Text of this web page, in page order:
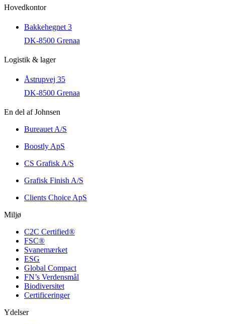
Hovedkontor
Bakkehegnet 3
DK-8500 Grenaa
Logistik & lager
Åstrupvej 35
DK-8500 Grenaa
En del af Johnsen
Bureauet A/S
Boostly ApS
CS Grafisk A/S
Grafisk Finish A/S
Clients Choice ApS
Miljø
C2C Certified®
FSC®
Svanemærket
ESG
Global Compact
FN’s Verdensmål
Biodiversitet
Certificeringer
Ydelser